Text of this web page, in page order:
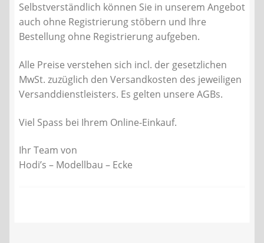
Selbstverständlich können Sie in unserem Angebot
auch ohne Registrierung stöbern und Ihre
Bestellung ohne Registrierung aufgeben.
Alle Preise verstehen sich incl. der gesetzlichen
MwSt. zuzüglich den Versandkosten des jeweiligen
Versanddienstleisters. Es gelten unsere AGBs.
Viel Spass bei Ihrem Online-Einkauf.
Ihr Team von
Hodi’s – Modellbau – Ecke